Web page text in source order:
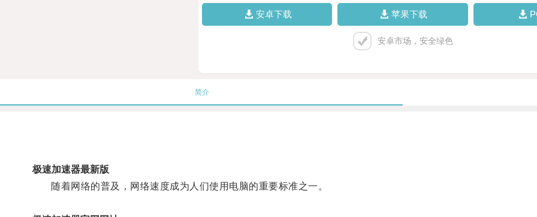
安卓下载 苹果下载
安卓市场，安全绿色
简介
极速加速器最新版
随着网络的普及，网络速度成为人们使用电脑的重要标准之一。